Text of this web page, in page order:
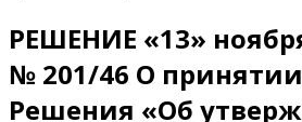
РЕШЕНИЕ «13»
№ 201/46 О
Решения «Об